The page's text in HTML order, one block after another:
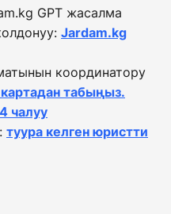
GPT жасалма
Jardam.kg
координатору
табыңыз.
чалуу
туура келген юристти